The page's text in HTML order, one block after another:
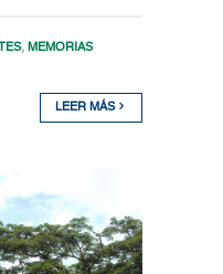
, MEMORIAS
LEER MÁS